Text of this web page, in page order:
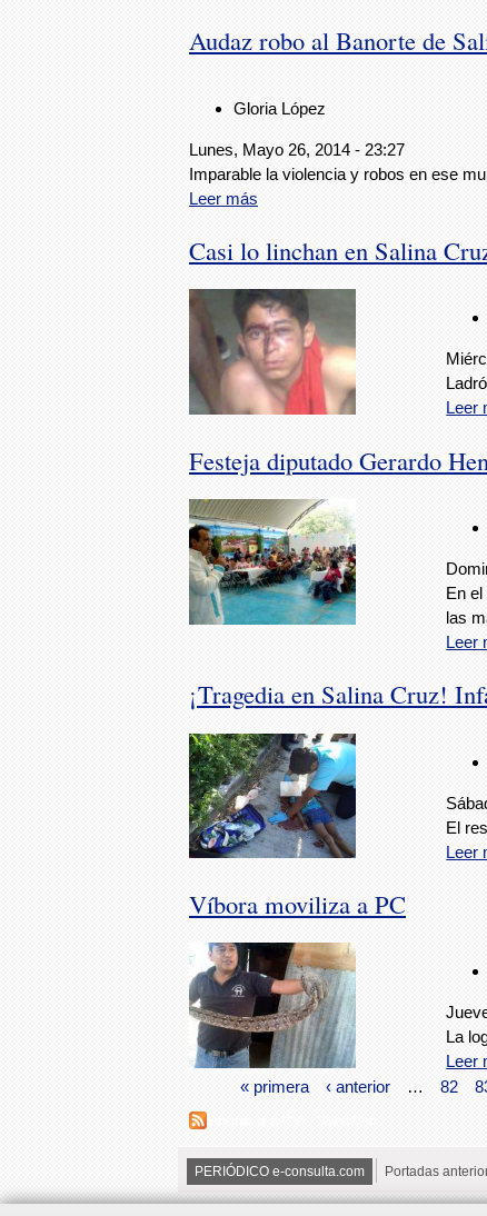
Audaz robo al Banorte de
Gloria López
Lunes, Mayo 26, 2014 - 23:27
Imparable la violencia y robos en ese
Leer más
Casi lo linchan en Salina
Leer
Festeja diputado Gerardo
En
las
Leer
¡Tragedia en Salina Cruz!
El
Leer
Víbora moviliza a PC
La
Leer
« primera
‹ anterior … 82
PERIÓDICO e-consulta.com Portadas